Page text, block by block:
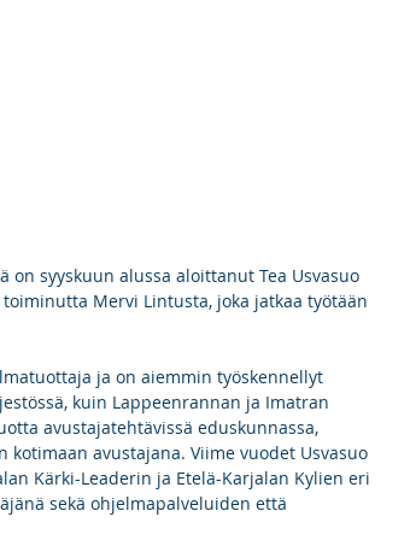
on syyskuun alussa aloittanut Tea Usvasuo
Mervi Lintusta, joka jatkaa työtään
ja on aiemmin työskennellyt
kuin Lappeenrannan ja Imatran
avustajatehtävissä eduskunnassa,
avustajana. Viime vuodet Usvasuo
Kärki-Leaderin ja Etelä-Karjalan Kylien eri
sekä ohjelmapalveluiden että